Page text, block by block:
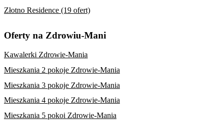
Złotno Residence (19 ofert)
Oferty na Zdrowiu-Mani
Kawalerki Zdrowie-Mania
Mieszkania 2 pokoje Zdrowie-Mania
Mieszkania 3 pokoje Zdrowie-Mania
Mieszkania 4 pokoje Zdrowie-Mania
Mieszkania 5 pokoi Zdrowie-Mania